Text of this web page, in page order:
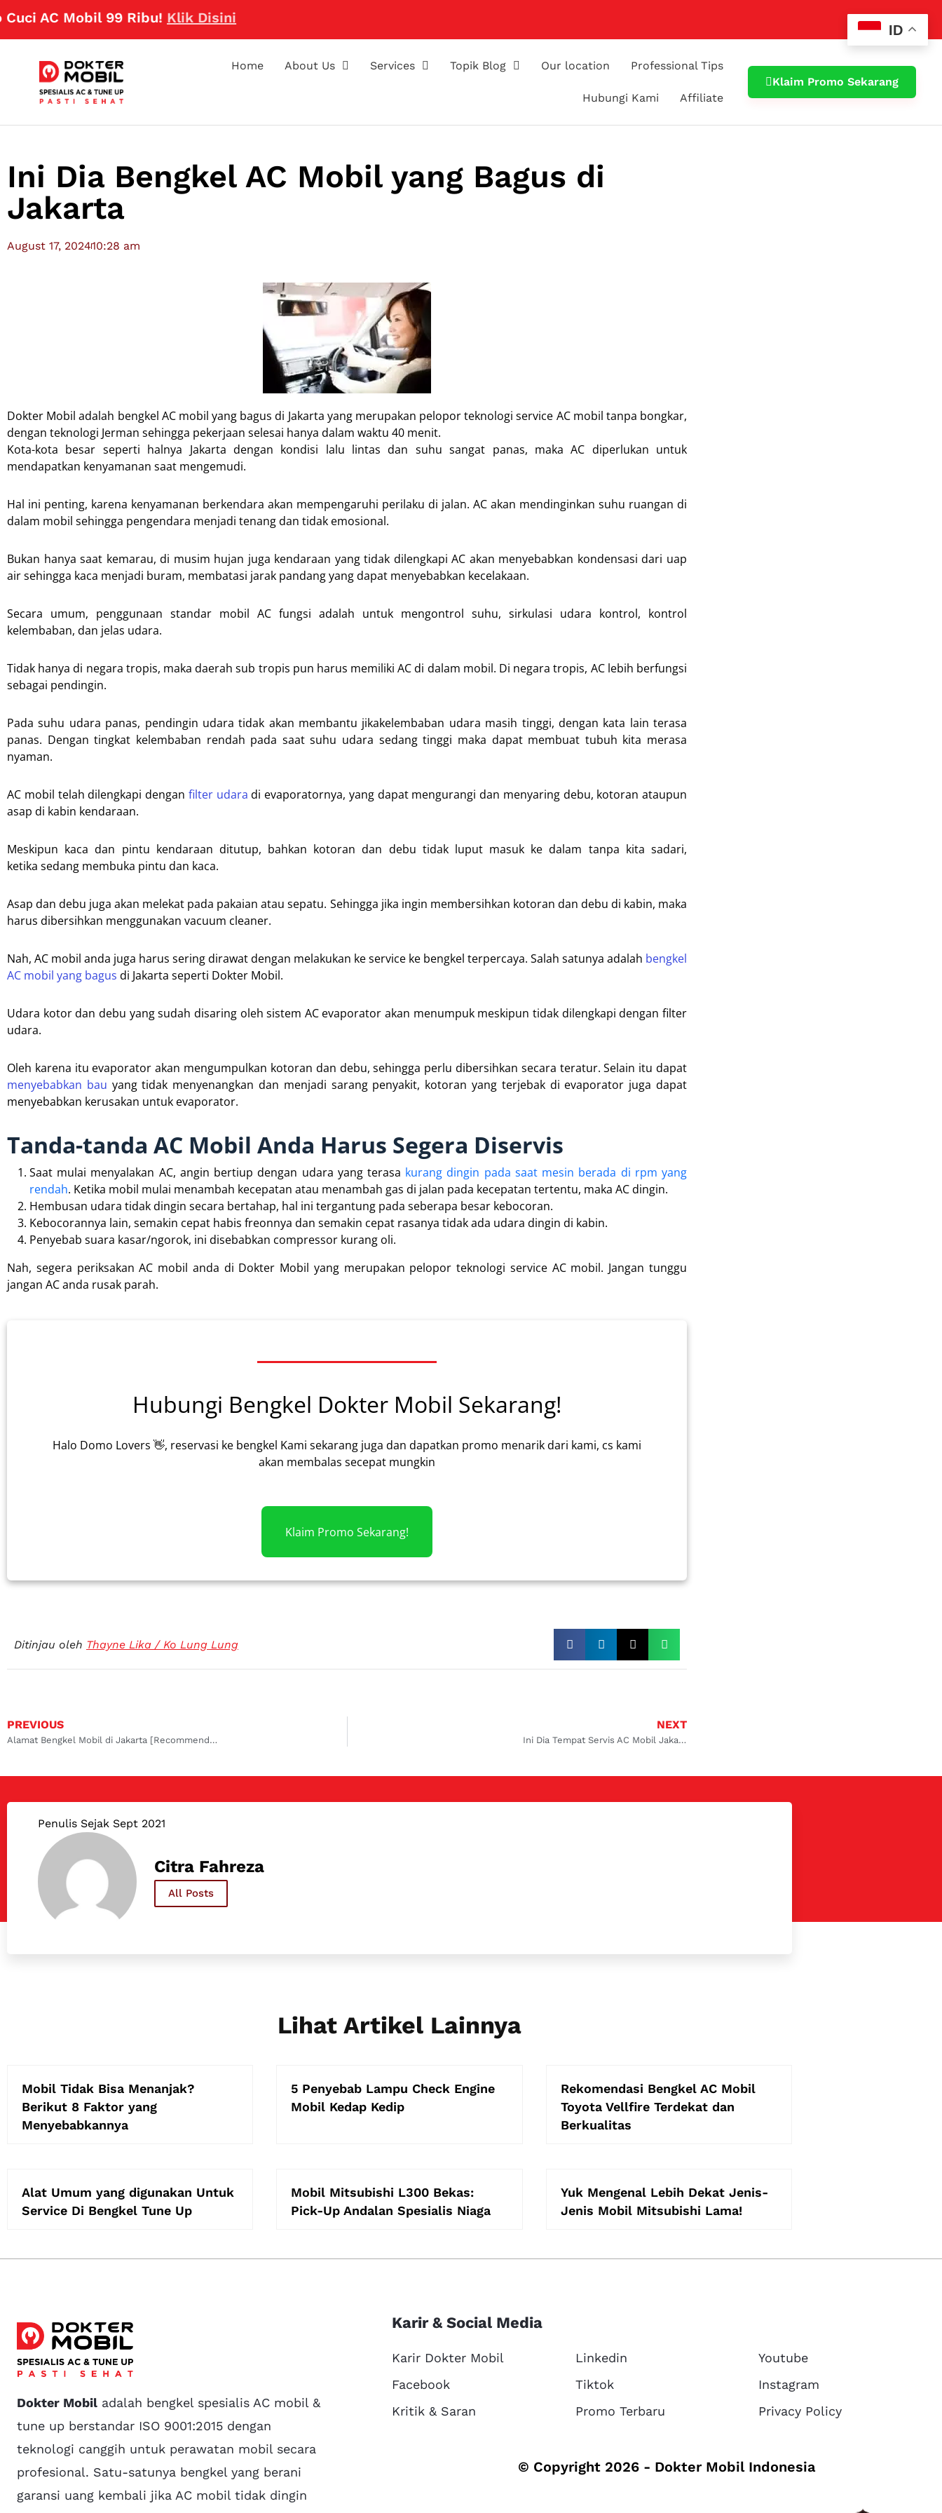
AC Mobil 99 Ribu!Klik Disini
Home About Us Services Topik Blog Our location Professional Tips
Hubungi Kami Affiliate
Klaim Promo Sekarang
Ini Dia Bengkel AC Mobil yang Bagus di
Jakarta
August 17, 202410:28 am
Dokter Mobil adalah bengkel AC mobil yang bagus di Jakarta yang merupakan pelopor teknologi service AC mobil tanpa bongkar,
dengan teknologi Jerman sehingga pekerjaan selesai hanya dalam waktu 40 menit.
Kota-kota besar seperti halnya Jakarta dengan kondisi lalu lintas dan suhu sangat panas, maka AC diperlukan untuk
mendapatkan kenyamanan saat mengemudi.
Hal ini penting, karena kenyamanan berkendara akan mempengaruhi perilaku di jalan. AC akan mendinginkan suhu ruangan di
dalam mobil sehingga pengendara menjadi tenang dan tidak emosional.
Bukan hanya saat kemarau, di musim hujan juga kendaraan yang tidak dilengkapi AC akan menyebabkan kondensasi dari uap
air sehingga kaca menjadi buram, membatasi jarak pandang yang dapat menyebabkan kecelakaan.
Secara umum, penggunaan standar mobil AC fungsi adalah untuk mengontrol suhu, sirkulasi udara kontrol, kontrol
kelembaban, dan jelas udara.
Tidak hanya di negara tropis, maka daerah sub tropis pun harus memiliki AC di dalam mobil. Di negara tropis, AC lebih berfungsi
sebagai pendingin.
Pada suhu udara panas, pendingin udara tidak akan membantu jikakelembaban udara masih tinggi, dengan kata lain terasa
panas. Dengan tingkat kelembaban rendah pada saat suhu udara sedang tinggi maka dapat membuat tubuh kita merasa
nyaman.
AC mobil telah dilengkapi dengan filter udara di evaporatornya, yang dapat mengurangi dan menyaring debu, kotoran ataupun
asap di kabin kendaraan.
Meskipun kaca dan pintu kendaraan ditutup, bahkan kotoran dan debu tidak luput masuk ke dalam tanpa kita sadari,
ketika sedang membuka pintu dan kaca.
Asap dan debu juga akan melekat pada pakaian atau sepatu. Sehingga jika ingin membersihkan kotoran dan debu di kabin, maka
harus dibersihkan menggunakan vacuum cleaner.
Nah, AC mobil anda juga harus sering dirawat dengan melakukan ke service ke bengkel terpercaya. Salah satunya adalah bengkel
AC mobil yang bagus di Jakarta seperti Dokter Mobil.
Udara kotor dan debu yang sudah disaring oleh sistem AC evaporator akan menumpuk meskipun tidak dilengkapi dengan filter
udara.
Oleh karena itu evaporator akan mengumpulkan kotoran dan debu, sehingga perlu dibersihkan secara teratur. Selain itu dapat
menyebabkan bau yang tidak menyenangkan dan menjadi sarang penyakit, kotoran yang terjebak di evaporator juga dapat
menyebabkan kerusakan untuk evaporator.
Tanda-tanda AC Mobil Anda Harus Segera Diservis
Saat mulai menyalakan AC, angin bertiup dengan udara yang terasa kurang dingin pada saat mesin berada di rpm yang
rendah. Ketika mobil mulai menambah kecepatan atau menambah gas di jalan pada kecepatan tertentu, maka AC dingin.
Hembusan udara tidak dingin secara bertahap, hal ini tergantung pada seberapa besar kebocoran.
Kebocorannya lain, semakin cepat habis freonnya dan semakin cepat rasanya tidak ada udara dingin di kabin.
Penyebab suara kasar/ngorok, ini disebabkan compressor kurang oli.
Nah, segera periksakan AC mobil anda di Dokter Mobil yang merupakan pelopor teknologi service AC mobil. Jangan tunggu
jangan AC anda rusak parah.
Hubungi Bengkel Dokter Mobil Sekarang!
Halo Domo Lovers 👋, reservasi ke bengkel Kami sekarang juga dan dapatkan promo menarik dari kami, cs kami
akan membalas secepat mungkin
Klaim Promo Sekarang!
Ditinjau oleh Thayne Lika / Ko Lung Lung
PREVIOUS
Alamat Bengkel Mobil di Jakarta [Recommended]
NEXT
Ini Dia Tempat Servis AC Mobil Jakarta
Penulis Sejak Sept 2021
Citra Fahreza
All Posts
Lihat Artikel Lainnya
Mobil Tidak Bisa Menanjak?
Berikut 8 Faktor yang
Menyebabkannya
5 Penyebab Lampu Check Engine
Mobil Kedap Kedip
Rekomendasi Bengkel AC Mobil
Toyota Vellfire Terdekat dan
Berkualitas
Alat Umum yang digunakan Untuk
Service Di Bengkel Tune Up
Mobil Mitsubishi L300 Bekas:
Pick-Up Andalan Spesialis Niaga
Yuk Mengenal Lebih Dekat Jenis-
Jenis Mobil Mitsubishi Lama!
Dokter Mobil adalah bengkel spesialis AC mobil &
tune up berstandar ISO 9001:2015 dengan
teknologi canggih untuk perawatan mobil secara
profesional. Satu-satunya bengkel yang berani
garansi uang kembali jika AC mobil tidak dingin
Karir & Social Media
Karir Dokter Mobil Linkedin
Youtube
Facebook
Tiktok
Instagram
Kritik & Saran
Promo Terbaru Privacy Policy
© Copyright 2026 - Dokter Mobil Indonesia
ID